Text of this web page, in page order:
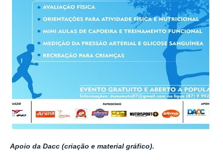
Apoio da Dacc (criação e material gráfico).